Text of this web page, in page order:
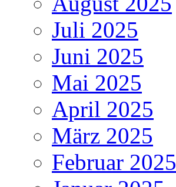
Juli 2025
Juni 2025
Mai 2025
April 2025
März 2025
Februar 2025